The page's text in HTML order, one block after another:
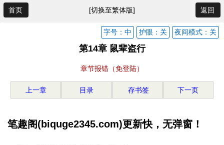
首页 [切换至繁体版] 返回
夜间模式：关
护眼：关
字号：中
第14章 鼠辈盗行
章节报错（免登陆）
上一章 目录 存书签 下一页
笔趣阁(biquge2345.com)更新快，无弹窗！